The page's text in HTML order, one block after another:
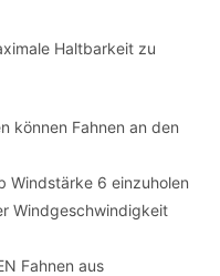
Haltbarkeit zu
können Fahnen an den
Windstärke 6 einzuholen
Windgeschwindigkeit
Fahnen aus